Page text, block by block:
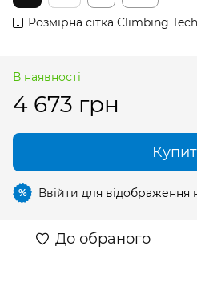
Розмірна сітка Climbing
В наявності
4 673 грн
% Ввійти для відображення
До обраного